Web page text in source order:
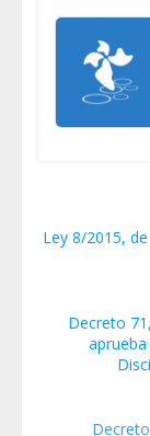
Ley 8/2015,
Decreto